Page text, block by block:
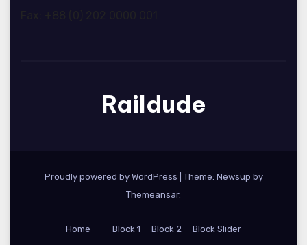
Raildude
Proudly powered by WordPress
Theme: Newsup by
Themeansar.
Home Block 1 Block 2 Block Slider